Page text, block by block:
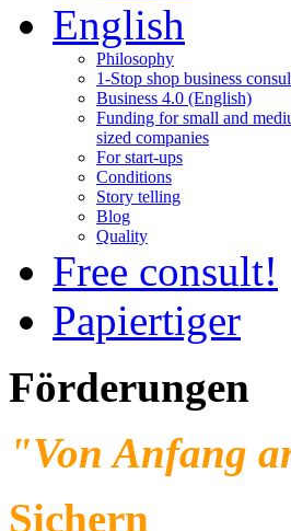
English
Philosophy
1-Stop shop business
Business 4.0 (English)
Funding for small and
sized companies
For start-ups
Conditions
Story telling
Blog
Quality
Free consult!
Papiertiger
Förderungen
"Von Anfang